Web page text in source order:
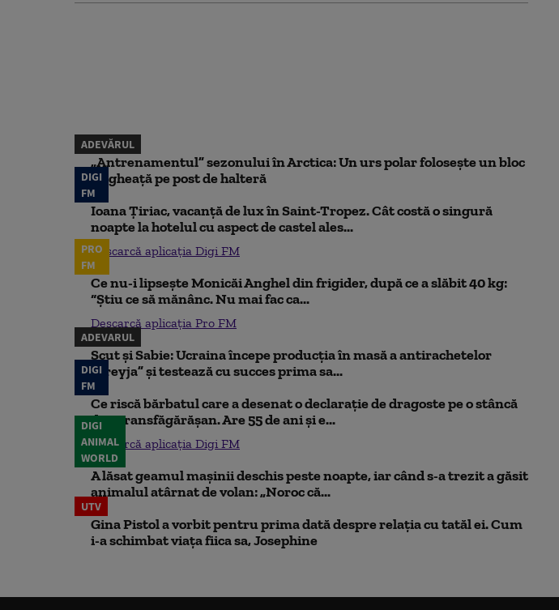
ADEVĂRUL
„Antrenamentul” sezonului în Arctica: Un urs polar folosește un bloc
de gheață pe post de halteră
DIGI
FM
Ioana Țiriac, vacanță de lux în Saint-Tropez. Cât costă o singură
noapte la hotelul cu aspect de castel ales...
Descarcă aplicația Digi FM
PRO
FM
Ce nu-i lipsește Monicăi Anghel din frigider, după ce a slăbit 40 kg:
“Știu ce să mănânc. Nu mai fac ca...
Descarcă aplicația Pro FM
ADEVARUL
Scut și Sabie: Ucraina începe producția în masă a antirachetelor
„Freyja” și testează cu succes prima sa...
DIGI
FM
Ce riscă bărbatul care a desenat o declarație de dragoste pe o stâncă
din Transfăgărășan. Are 55 de ani și e...
Descarcă aplicația Digi FM
DIGI
ANIMAL
WORLD
A lăsat geamul mașinii deschis peste noapte, iar când s-a trezit a găsit
animalul atârnat de volan: „Noroc că...
UTV
Gina Pistol a vorbit pentru prima dată despre relația cu tatăl ei. Cum
i-a schimbat viața fiica sa, Josephine